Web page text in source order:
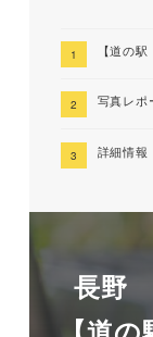
【道の
写真レポ
詳細情報
長野